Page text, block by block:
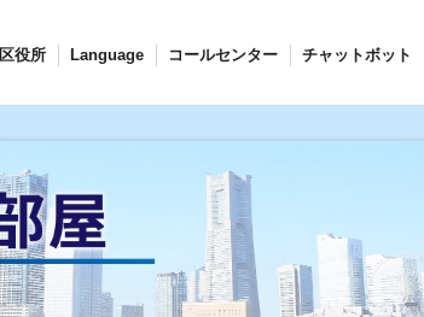
区役所 Language コールセンター チャットボット